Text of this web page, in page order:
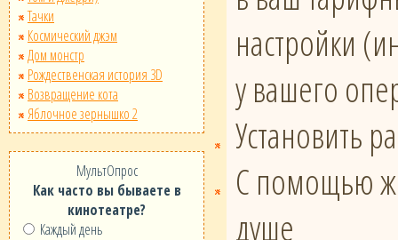
Тачки
Космический джэм
Дом монстр
Рождественская история 3D
Возвращение кота
Яблочное зернышко 2
МультОпрос
Как часто вы бываете в
кинотеатре?
Каждый день
настройки
у вашего
Установить
С помощью
душе